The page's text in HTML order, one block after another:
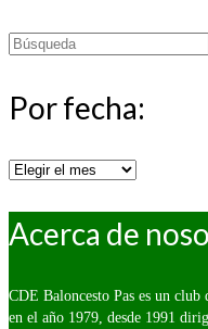
Buscar
Por fecha:
Por
Acerca de
CDE Baloncesto Pas es un club
en el año 1979, desde 1991